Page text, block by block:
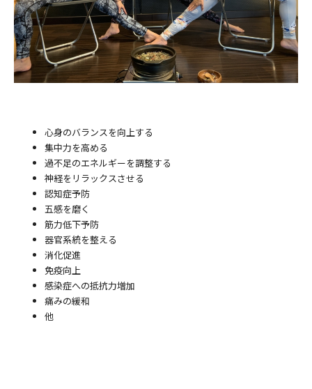
心身のバランスを向上する
集中力を高める
過不足のエネルギーを調整する
神経をリラックスさせる
認知症予防
五感を磨く
筋力低下予防
器官系統を整える
消化促進
免疫向上
感染症への抵抗力増加
痛みの緩和
他